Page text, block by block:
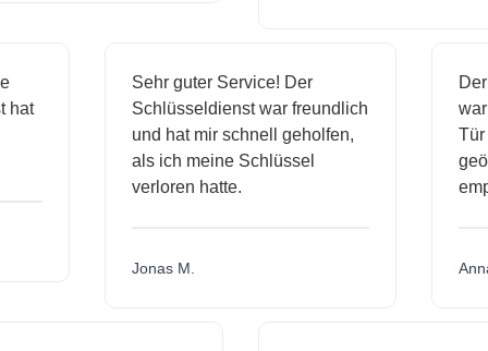
hat
Sehr guter Service! Der
Schlüsseldienst war freundlich
und hat mir schnell geholfen,
als ich meine Schlüssel
verloren hatte.
Jonas M.